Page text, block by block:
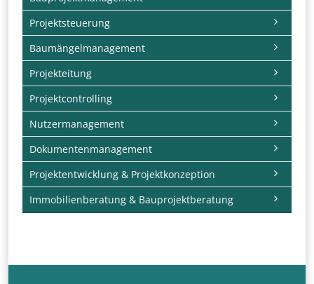
Projektsteuerung
Baumängelmanagement
Projekteitung
Projektcontrolling
Nutzermanagement
Dokumentenmanagement
Projektentwicklung & Projektkonzeption
Immobilienberatung & Bauprojektberatung